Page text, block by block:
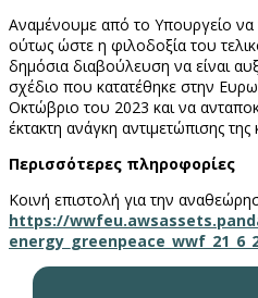
Αναμένουμε από το Υπουργείο να
ούτως ώστε η φιλοδοξία του
δημόσια διαβούλευση να είναι
σχέδιο που κατατέθηκε στην
Οκτώβριο του 2023 και να
έκτακτη ανάγκη αντιμετώπισης της
Περισσότερες πληροφορίες
Κοινή επιστολή για την
https://